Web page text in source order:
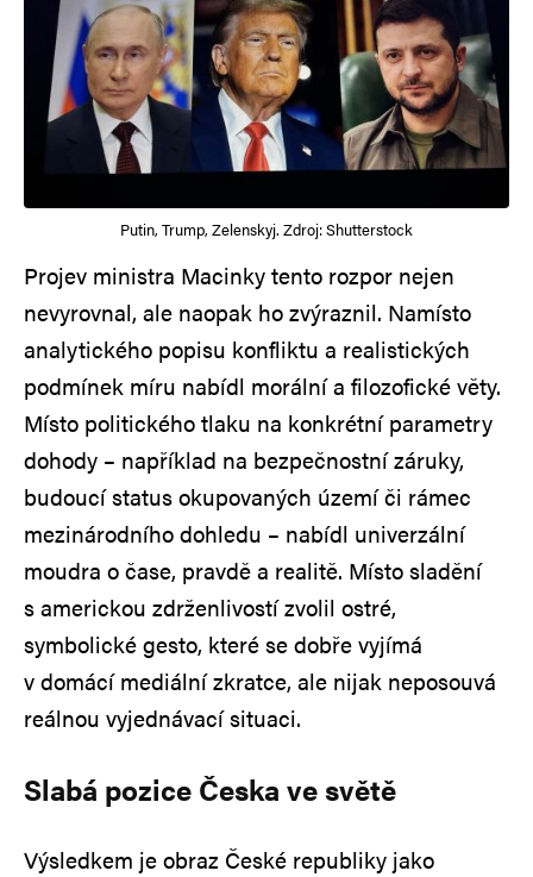
Putin, Trump, Zelenskyj. Zdroj: Shutterstock
Projev ministra Macinky tento rozpor nejen
nevyrovnal, ale naopak ho zvýraznil. Namísto
analytického popisu konfliktu a realistických
podmínek míru nabídl morální a filozofické věty.
Místo politického tlaku na konkrétní parametry
dohody – například na bezpečnostní záruky,
budoucí status okupovaných území či rámec
mezinárodního dohledu – nabídl univerzální
moudra o čase, pravdě a realitě. Místo sladění
s americkou zdrženlivostí zvolil ostré,
symbolické gesto, které se dobře vyjímá
v domácí mediální zkratce, ale nijak neposouvá
reálnou vyjednávací situaci.
Slabá pozice Česka ve světě
Výsledkem je obraz České republiky jako